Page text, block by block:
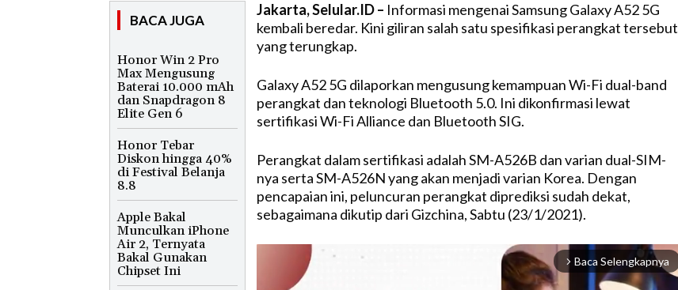
BACA JUGA
Honor Win 2 Pro
Max Mengusung
Baterai 10.000 mAh
dan Snapdragon 8
Elite Gen 6
Honor Tebar
Diskon hingga 40%
di Festival Belanja
8.8
Apple Bakal
Munculkan iPhone
Air 2, Ternyata
Bakal Gunakan
Chipset Ini
Jakarta, Selular.ID – Informasi mengenai Samsung Galaxy A52 5G
kembali beredar. Kini giliran salah satu spesifikasi perangkat tersebut
yang terungkap.
Galaxy A52 5G dilaporkan mengusung kemampuan Wi-Fi dual-band
perangkat dan teknologi Bluetooth 5.0. Ini dikonfirmasi lewat
sertifikasi Wi-Fi Alliance dan Bluetooth SIG.
Perangkat dalam sertifikasi adalah SM-A526B dan varian dual-SIM-
nya serta SM-A526N yang akan menjadi varian Korea. Dengan
pencapaian ini, peluncuran perangkat diprediksi sudah dekat,
sebagaimana dikutip dari Gizchina, Sabtu (23/1/2021).
arrow_forward_ios Baca Selengkapnya